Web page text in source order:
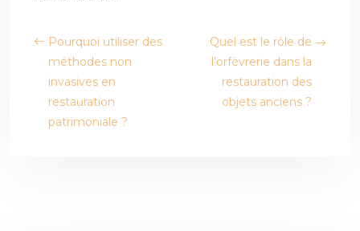
Pourquoi utiliser des
méthodes non
invasives en
restauration
patrimoniale ?
Quel est le rôle de
l’orfèvrerie dans la
restauration des
objets anciens ?